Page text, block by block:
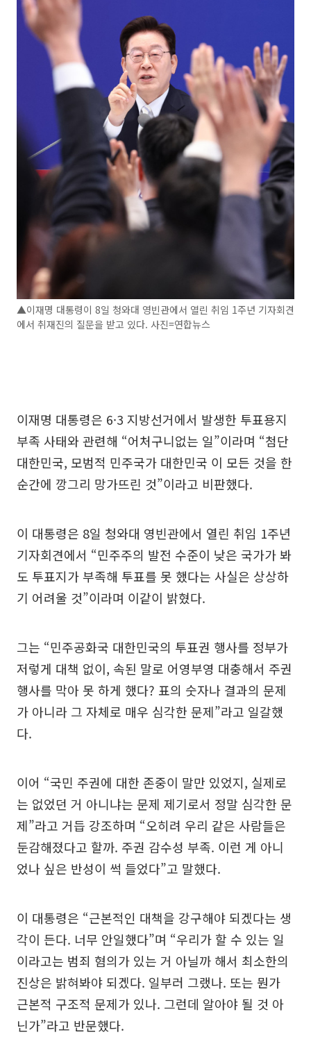
▲이재명 대통령이 8일 청와대 영빈관에서 열린 취임 1주년 기자회견
에서 취재진의 질문을 받고 있다. 사진=연합뉴스
이재명 대통령은 6·3 지방선거에서 발생한 투표용지
부족 사태와 관련해 “어처구니없는 일”이라며 “첨단
대한민국, 모범적 민주국가 대한민국 이 모든 것을 한
순간에 깡그리 망가뜨린 것”이라고 비판했다.
이 대통령은 8일 청와대 영빈관에서 열린 취임 1주년
기자회견에서 “민주주의 발전 수준이 낮은 국가가 봐
도 투표지가 부족해 투표를 못 했다는 사실은 상상하
기 어려울 것”이라며 이같이 밝혔다.
그는 “민주공화국 대한민국의 투표권 행사를 정부가
저렇게 대책 없이, 속된 말로 어영부영 대충해서 주권
행사를 막아 못 하게 했다? 표의 숫자나 결과의 문제
가 아니라 그 자체로 매우 심각한 문제”라고 일갈했
다.
이어 “국민 주권에 대한 존중이 말만 있었지, 실제로
는 없었던 거 아니냐는 문제 제기로서 정말 심각한 문
제”라고 거듭 강조하며 “오히려 우리 같은 사람들은
둔감해졌다고 할까. 주권 감수성 부족. 이런 게 아니
었나 싶은 반성이 썩 들었다”고 말했다.
이 대통령은 “근본적인 대책을 강구해야 되겠다는 생
각이 든다. 너무 안일했다”며 “우리가 할 수 있는 일
이라고는 범죄 혐의가 있는 거 아닐까 해서 최소한의
진상은 밝혀봐야 되겠다. 일부러 그랬나. 또는 뭔가
근본적 구조적 문제가 있나. 그런데 알아야 될 것 아
닌가”라고 반문했다.